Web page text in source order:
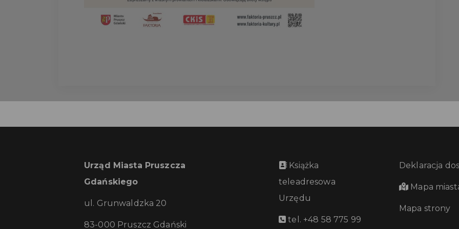
Urząd Miasta Pruszcza
Gdańskiego
ul. Grunwaldzka 20
83-000 Pruszcz Gdański
Książka
teleadresowa
Urzędu
tel. +48 58 775 99
Deklaracja
Mapa
Mapa strony